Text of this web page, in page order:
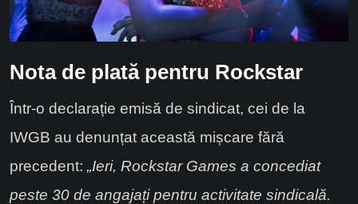
Nota de plată pentru Rockstar
Într-o declarație emisă de sindicat, cei de la
IWGB au denunțat această mișcare fără
precedent: „Ieri, Rockstar Games a concediat
peste 30 de angajați pentru activitate sindicală.